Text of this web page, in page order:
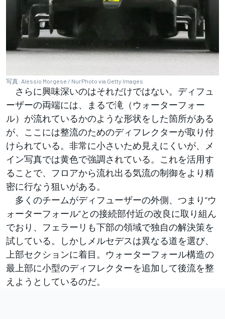
写真: Alessio Morgese / NurPhoto via Getty Images
さらに興味深いのはそれだけではない。ディフュ
ーザーの両端には、まるで滝（ウォーターフォー
ル）が流れているかのような形状をした箇所がある
が、ここには整流のためのディフレクターが取り付
けられている。非常に小さいため見えにくいが、メ
イン写真では黄色で強調されている。これを活用す
ることで、フロアから流れ出る気流の制御をより精
密に行なう狙いがある。
多くのチームがディフューザーの外側、つまり“ウ
ォーターフォール”との接続部付近の改良に取り組ん
でおり、フェラーリも下部の領域で独自の解決策を
試している。しかしメルセデスは異なる道を選び、
上部セクションに着目。ウォーターフォール構造の
最上部に小型のディフレクターを追加して後流を整
えようとしているのだ。